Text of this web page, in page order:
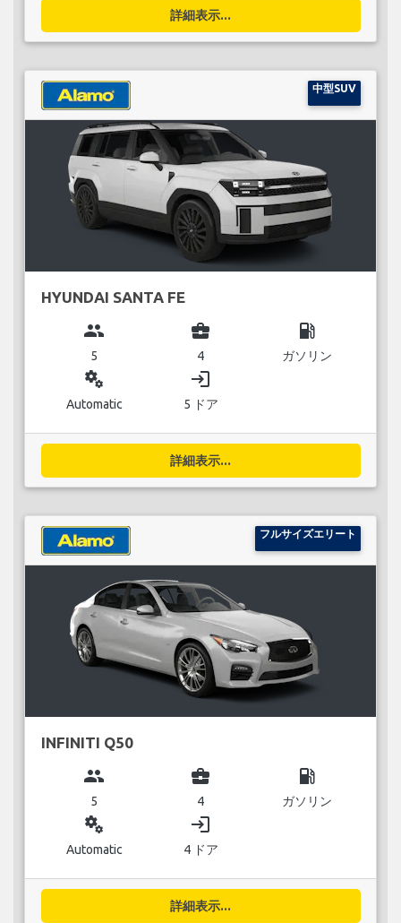
詳細表示...
中型SUV
HYUNDAI SANTA FE
group
5
business_center
4
local_gas_station
ガソリン
miscellaneous_services
Automatic
login
5 ドア
詳細表示...
フルサイズエリート
INFINITI Q50
group
5
business_center
4
local_gas_station
ガソリン
miscellaneous_services
Automatic
login
4 ドア
詳細表示...